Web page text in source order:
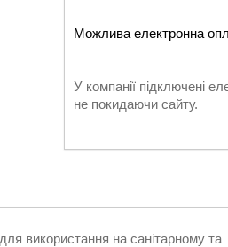
У компанії підключені
не покидаючи сайту.
використання на санітарному та